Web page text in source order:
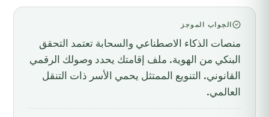
الجواب الموجز
منصات الذكاء الاصطناعي والسحابة تعتمد التحقق
البنكي من الهوية. ملف إقامتك يحدد وصولك الرقمي
القانوني. التنويع الممتثل يحمي الأسر ذات التنقل
العالمي.